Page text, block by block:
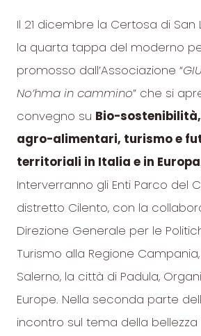
Il 21 dicembre la Certosa di San
la quarta tappa del moderno
promosso dall’Associazione “
No’hma in cammino” che si
convegno su Bio-
agro-alimentari, turismo e
territoriali in Italia e in Europa.
Interverranno gli Enti Parco del
distretto Cilento, con la
Direzione Generale per le
Turismo alla Regione
Salerno, la città di Padula,
Europe. Nella seconda parte
incontro sul tema della